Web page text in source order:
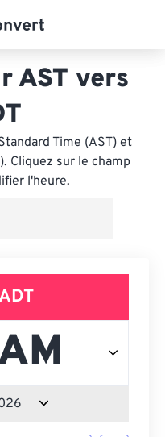
AST vers
Time (AST) et
Cliquez sur le champ
l'heure.